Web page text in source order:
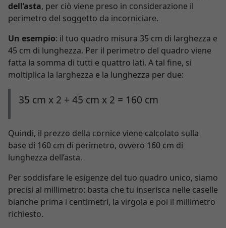
dell’asta, per ciò viene preso in considerazione il
perimetro del soggetto da incorniciare.
Un esempio: il tuo quadro misura 35 cm di larghezza e
45 cm di lunghezza. Per il perimetro del quadro viene
fatta la somma di tutti e quattro lati. A tal fine, si
moltiplica la larghezza e la lunghezza per due:
35 cm x 2 + 45 cm x 2 = 160 cm
Quindi, il prezzo della cornice viene calcolato sulla
base di 160 cm di perimetro, ovvero 160 cm di
lunghezza dell’asta.
Per soddisfare le esigenze del tuo quadro unico, siamo
precisi al millimetro: basta che tu inserisca nelle caselle
bianche prima i centimetri, la virgola e poi il millimetro
richiesto.